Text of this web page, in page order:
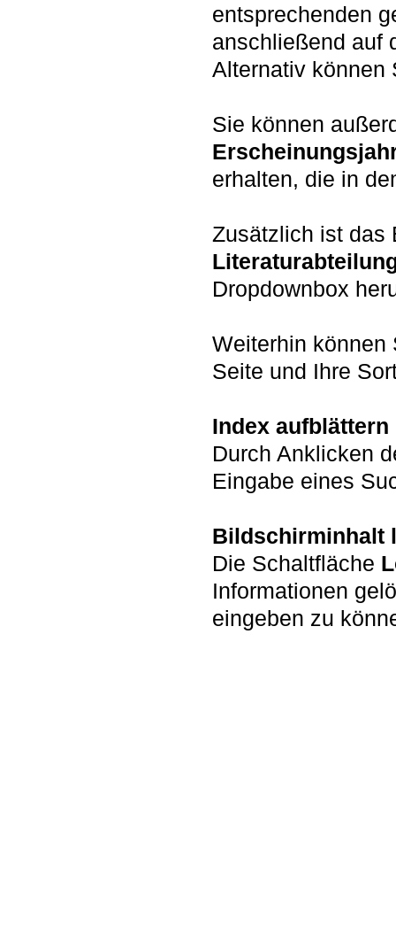
entsprechenden
anschließend auf
Alternativ können
Sie können
erhalten, die in
Zusätzlich ist
Dropdownbox
Weiterhin können
Seite und Ihre
Index aufblättern
Durch Anklicken
Eingabe eines
Bildschirminhalt
Die Schaltfläche
Informationen
eingeben zu